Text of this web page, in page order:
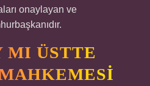
onaylayan ve
MI ÜSTTE